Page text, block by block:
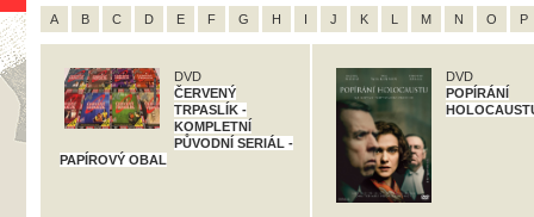
A B C D E F G H I J K L M N O P
DVD
ČERVENÝ
TRPASLÍK -
KOMPLETNÍ
PŮVODNÍ SERIÁL -
PAPÍROVÝ OBAL
DVD
POPÍRÁNÍ